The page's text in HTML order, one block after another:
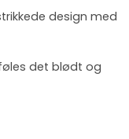
design med
det blødt og